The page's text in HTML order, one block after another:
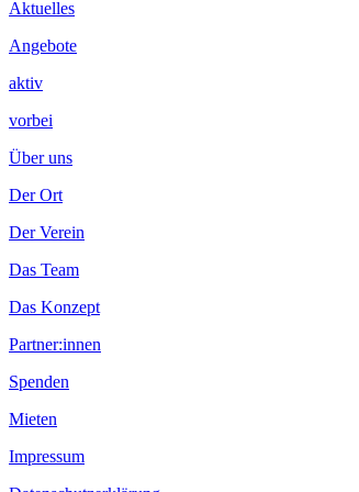
Aktuelles
Angebote
aktiv
vorbei
Über uns
Der Ort
Der Verein
Das Team
Das Konzept
Partner:innen
Spenden
Mieten
Impressum